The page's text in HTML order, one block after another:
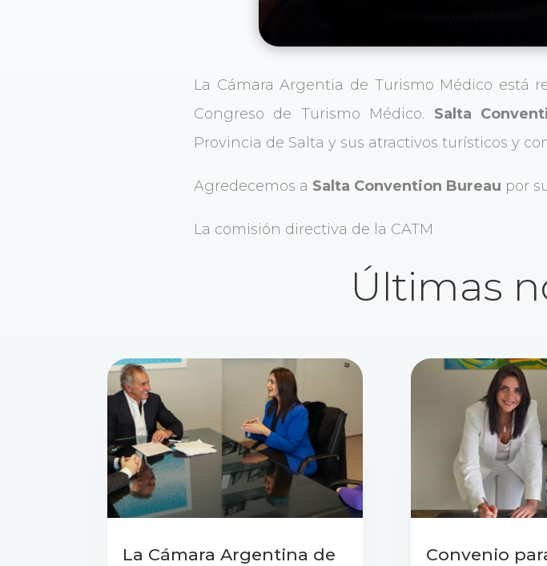
La Cámara Argentia de Turismo Médico está
Congreso de Turismo Médico. Salta
Provincia de Salta y sus atractivos turísticos y
Agredecemos a Salta Convention Bureau por
La comisión directiva de la CATM
Últimas
La Cámara Argentina de
Convenio